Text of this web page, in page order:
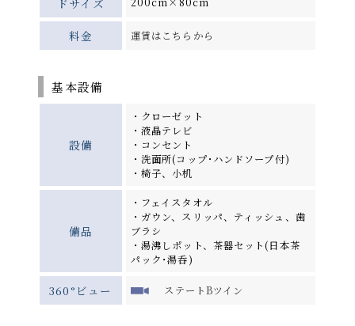
ドサイズ
料金 運賃はこちらから
基本設備
設備
・クローゼット
・液晶テレビ
・コンセント
・洗面所(コップ･ハンドソープ付)
・椅子、小机
備品
・フェイスタオル
・ガウン、スリッパ、ティッシュ、歯
ブラシ
・湯沸しポット、茶器セット(日本茶
パック･湯呑)
360°ビュー ステートBツイン